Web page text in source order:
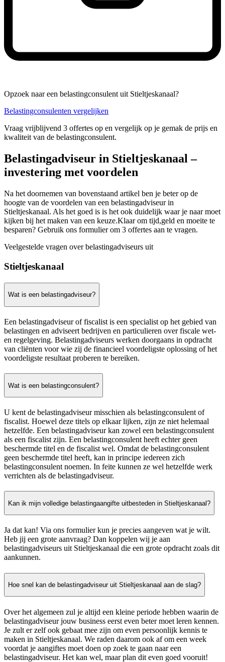
Opzoek naar een belastingconsulent uit Stieltjeskanaal?
Belastingconsulenten vergelijken
Vraag vrijblijvend 3 offertes op en vergelijk op je gemak de prijs en
kwaliteit van de belastingconsulent.
Belastingadviseur in Stieltjeskanaal –
investering met voordelen
Na het doornemen van bovenstaand artikel ben je beter op de
hoogte van de voordelen van een belastingadviseur in
Stieltjeskanaal. Als het goed is is het ook duidelijk waar je naar moet
kijken bij het maken van een keuze.Klaar om tijd,geld en moeite te
besparen? Gebruik ons formulier om 3 offertes aan te vragen.
Veelgestelde vragen over belastingadviseurs uit
Stieltjeskanaal
Wat is een belastingadviseur?
Een belastingadviseur of fiscalist is een specialist op het gebied van
belastingen en adviseert bedrijven en particulieren over fiscale wet-
en regelgeving. Belastingadviseurs werken doorgaans in opdracht
van cliënten voor wie zij de financieel voordeligste oplossing of het
voordeligste resultaat proberen te bereiken.
Wat is een belastingconsulent?
U kent de belastingadviseur misschien als belastingconsulent of
fiscalist. Hoewel deze titels op elkaar lijken, zijn ze niet helemaal
hetzelfde. Een belastingadviseur kan zowel een belastingconsulent
als een fiscalist zijn. Een belastingconsulent heeft echter geen
beschermde titel en de fiscalist wel. Omdat de belastingconsulent
geen beschermde titel heeft, kan in principe iedereen zich
belastingconsulent noemen. In feite kunnen ze wel hetzelfde werk
verrichten als de belastingadviseur.
Kan ik mijn volledige belastingaangifte uitbesteden in Stieltjeskanaal?
Ja dat kan! Via ons formulier kun je precies aangeven wat je wilt.
Heb jij een grote aanvraag? Dan koppelen wij je aan
belastingadviseurs uit Stieltjeskanaal die een grote opdracht zoals dit
aankunnen.
Hoe snel kan de belastingadviseur uit Stieltjeskanaal aan de slag?
Over het algemeen zul je altijd een kleine periode hebben waarin de
belastingadviseur jouw business eerst even beter moet leren kennen.
Je zult er zelf ook gebaat mee zijn om even persoonlijk kennis te
maken in Stieltjeskanaal. We raden daarom ook af om een week
voordat je aangiftes moet doen op zoek te gaan naar een
belastingadviseur. Het kan wel, maar plan dit even goed vooruit!